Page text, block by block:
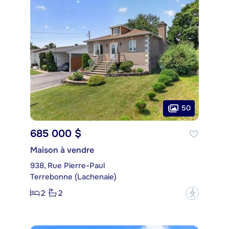
50
685 000 $
Maison à vendre
938, Rue Pierre-Paul
Terrebonne (Lachenaie)
2
2 ?